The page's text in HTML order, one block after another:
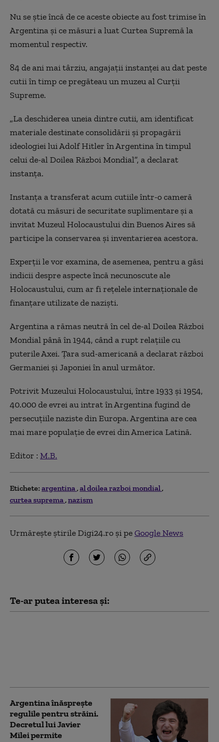
Nu se ştie încă de ce aceste obiecte au fost trimise în
Argentina şi ce măsuri a luat Curtea Supremă la
momentul respectiv.
84 de ani mai târziu, angajaţii instanţei au dat peste
cutii în timp ce pregăteau un muzeu al Curţii
Supreme.
„La deschiderea uneia dintre cutii, am identificat
materiale destinate consolidării şi propagării
ideologiei lui Adolf Hitler în Argentina în timpul
celui de-al Doilea Război Mondial”, a declarat
instanţa.
Instanţa a transferat acum cutiile într-o cameră
dotată cu măsuri de securitate suplimentare şi a
invitat Muzeul Holocaustului din Buenos Aires să
participe la conservarea şi inventarierea acestora.
Experţii le vor examina, de asemenea, pentru a găsi
indicii despre aspecte încă necunoscute ale
Holocaustului, cum ar fi reţelele internaţionale de
finanţare utilizate de nazişti.
Argentina a rămas neutră în cel de-al Doilea Război
Mondial până în 1944, când a rupt relaţiile cu
puterile Axei. Ţara sud-americană a declarat război
Germaniei şi Japoniei în anul următor.
Potrivit Muzeului Holocaustului, între 1933 şi 1954,
40.000 de evrei au intrat în Argentina fugind de
persecuţiile naziste din Europa. Argentina are cea
mai mare populaţie de evrei din America Latină.
Editor : M.B.
Etichete: argentina al doilea razboi mondial
curtea suprema nazism
Urmărește știrile Digi24.ro și peGoogle News
Te-ar putea interesa și:
Argentina înăsprește
regulile pentru străini.
Decretul lui Javier
Milei permite